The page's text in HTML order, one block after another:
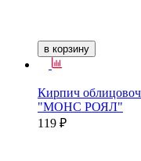
в корзину
Кирпич
"МОНС РОЯЛ"
119 ₽